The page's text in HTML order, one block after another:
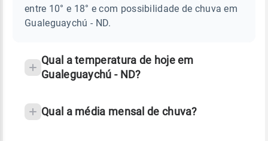
chuva
entre 10° e 18° e com possibilidade de chuva em
Gualeguaychú - ND.
Qual a temperatura de hoje em
Gualeguaychú - ND?
Qual a média mensal de chuva?